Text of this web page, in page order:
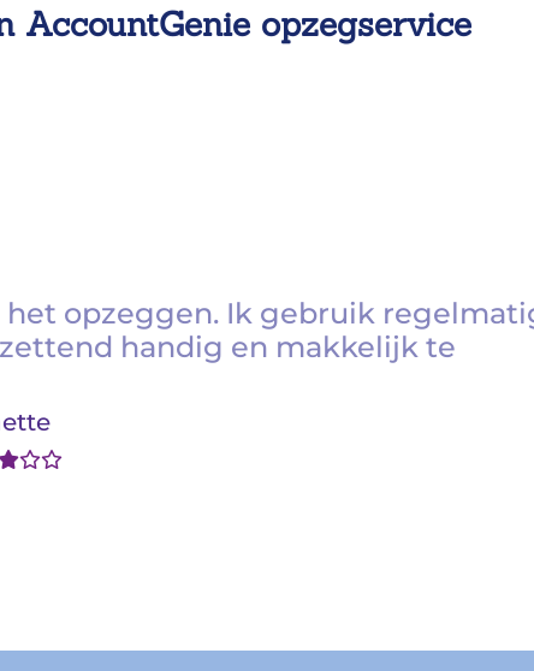
AccountGenie opzegservice
opzeggen. Ik gebruik
handig en makkelijk te